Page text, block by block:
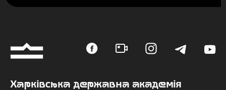
Харківська державна академія